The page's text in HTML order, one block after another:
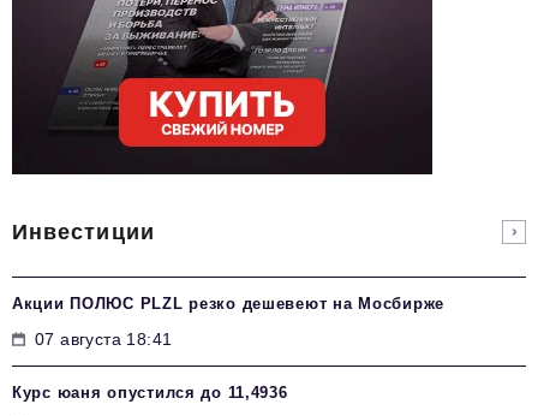
Инвестиции
Акции ПОЛЮС PLZL резко дешевеют на Мосбирже
07 августа 18:41
Курс юаня опустился до 11,4936